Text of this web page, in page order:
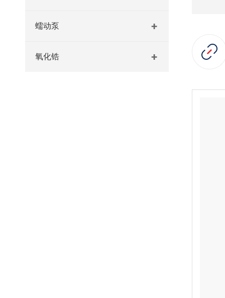
蠕动泵
氧化锆